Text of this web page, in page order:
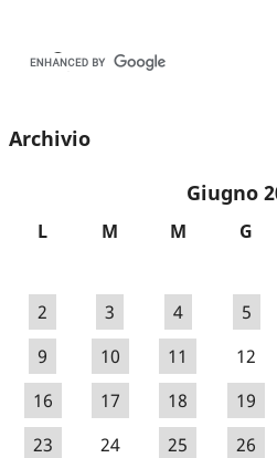
Archivio
Giugno
L M M G
2
3 4 5
9
10 11 12
16
17 18 19
23
24 25 26